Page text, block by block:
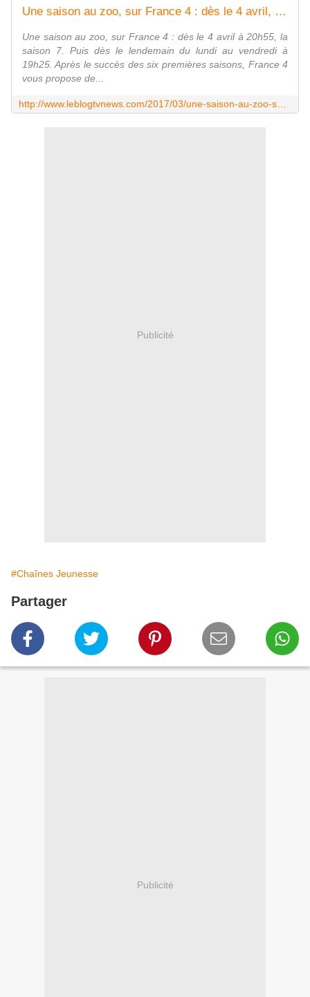
Une saison au zoo, sur France 4 : dès le 4 avril, la saison 7. - Leblogtvnews.com
Une saison au zoo, sur France 4 : dès le 4 avril à 20h55, la
saison 7. Puis dès le lendemain du lundi au vendredi à
19h25. Après le succès des six premières saisons, France 4
vous propose de...
Publicité
#Chaînes Jeunesse
Partager
Publicité